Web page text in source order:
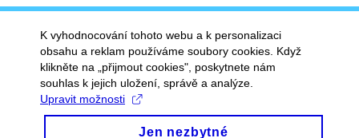
K vyhodnocování tohoto webu a k personalizaci
obsahu a reklam používáme soubory cookies. Když
klikněte na „přijmout cookies", poskytnete nám
souhlas k jejich uložení, správě a analýze.
Upravit možnosti
Jen nezbytné